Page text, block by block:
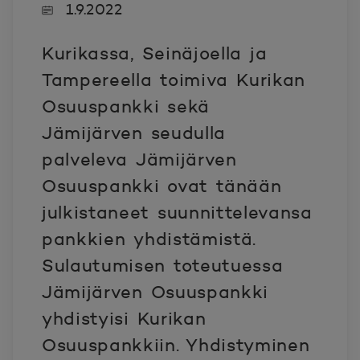
1.9.2022
Kurikassa, Seinäjoella ja
Tampereella toimiva Kurikan
Osuuspankki sekä
Jämijärven seudulla
palveleva Jämijärven
Osuuspankki ovat tänään
julkistaneet suunnittelevansa
pankkien yhdistämistä.
Sulautumisen toteutuessa
Jämijärven Osuuspankki
yhdistyisi Kurikan
Osuuspankkiin. Yhdistyminen